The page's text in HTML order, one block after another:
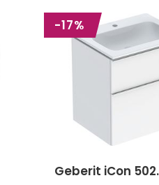
-17%
Geberit iCon